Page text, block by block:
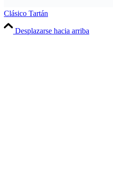
Clásico Tartán
Desplazarse hacia arriba